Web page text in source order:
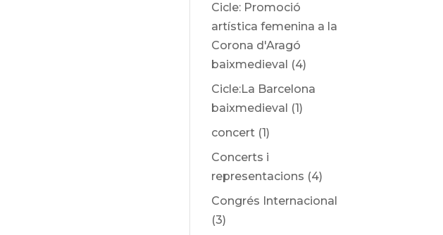
Cicle: Promoció
artística femenina a la
Corona d'Aragó
baixmedieval (4)
Cicle:La Barcelona
baixmedieval (1)
concert (1)
Concerts i
representacions (4)
Congrés Internacional
(3)